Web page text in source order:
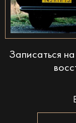
Записаться на